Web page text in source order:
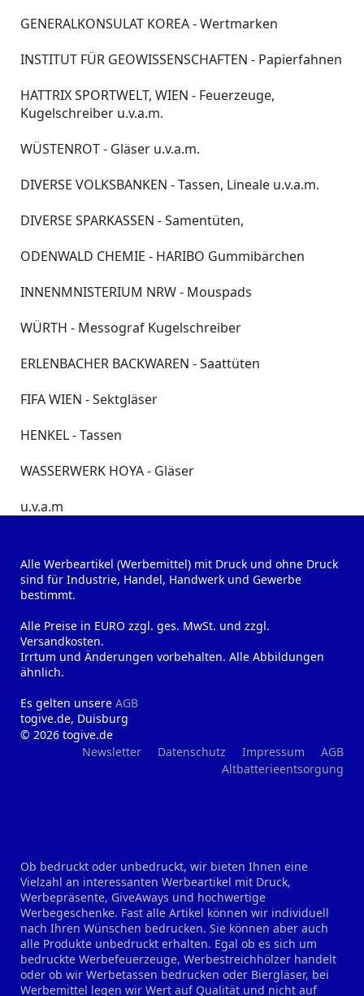
GENERALKONSULAT KOREA - Wertmarken
INSTITUT FÜR GEOWISSENSCHAFTEN - Papierfahnen
HATTRIX SPORTWELT, WIEN - Feuerzeuge,
Kugelschreiber u.v.a.m.
WÜSTENROT - Gläser u.v.a.m.
DIVERSE VOLKSBANKEN - Tassen, Lineale u.v.a.m.
DIVERSE SPARKASSEN - Samentüten,
ODENWALD CHEMIE - HARIBO Gummibärchen
INNENMNISTERIUM NRW - Mouspads
WÜRTH - Messograf Kugelschreiber
ERLENBACHER BACKWAREN - Saattüten
FIFA WIEN - Sektgläser
HENKEL - Tassen
WASSERWERK HOYA - Gläser
u.v.a.m
Alle Werbeartikel (Werbemittel) mit Druck und ohne Druck
sind für Industrie, Handel, Handwerk und Gewerbe
bestimmt.
Alle Preise in EURO zzgl. ges. MwSt. und zzgl.
Versandkosten.
Irrtum und Änderungen vorbehalten. Alle Abbildungen
ähnlich.
Es gelten unsere AGB
togive.de, Duisburg
© 2026 togive.de
Newsletter
Datenschutz Impressum
AGB
Altbatterieentsorgung
Ob bedruckt oder unbedruckt, wir bieten Ihnen eine
Vielzahl an interessanten Werbeartikel mit Druck,
Werbepräsente, GiveAways und hochwertige
Werbegeschenke. Fast alle Artikel können wir individuell
nach Ihren Wünschen bedrucken. Sie können aber auch
alle Produkte unbedruckt erhalten. Egal ob es sich um
bedruckte Werbefeuerzeuge, Werbestreichhölzer handelt
oder ob wir Werbetassen bedrucken oder Biergläser, bei
Werbemittel legen wir Wert auf Qualität und nicht auf